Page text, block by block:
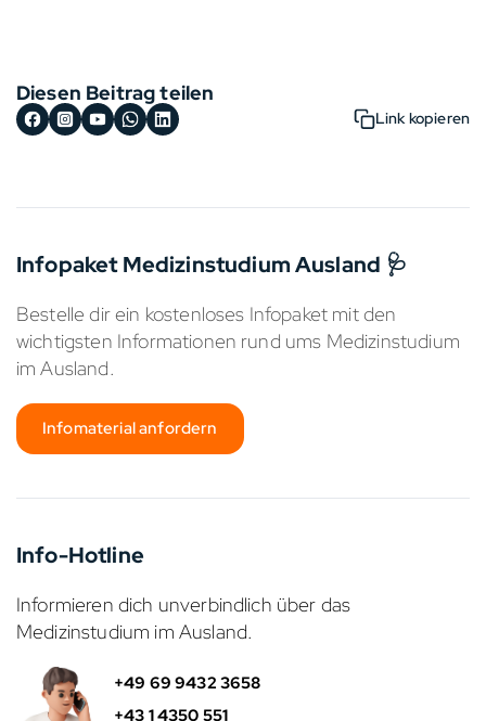
Diesen Beitrag teilen
Link kopieren
Infopaket Medizinstudium Ausland 🩺
Bestelle dir ein kostenloses Infopaket mit den
wichtigsten Informationen rund ums Medizinstudium
im Ausland.
Infomaterial anfordern
Info-Hotline
Informieren dich unverbindlich über das
Medizinstudium im Ausland.
+49 69 9432 3658
+43 1 4350 551